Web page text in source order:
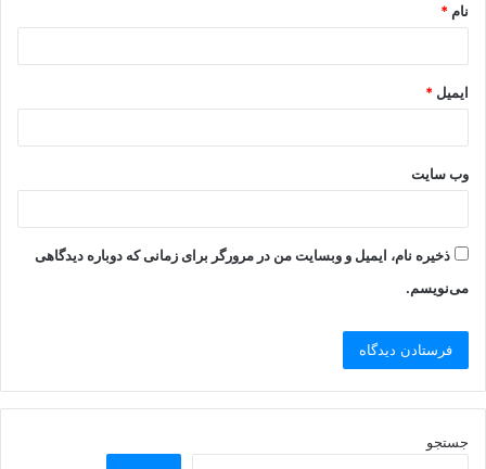
نام *
ایمیل *
وب‌ سایت
ذخیره نام، ایمیل و وبسایت من در مرورگر برای زمانی که دوباره دیدگاهی
می‌نویسم.
جستجو